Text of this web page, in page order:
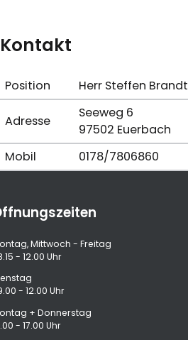
Kontakt
Position Herr Steffen Brandt
Adresse
Seeweg 6
97502 Euerbach
Mobil
0178/7806860
Mittwoch - Freitag
- 12.00 Uhr
- 12.00 Uhr
+ Donnerstag
- 17.00 Uhr